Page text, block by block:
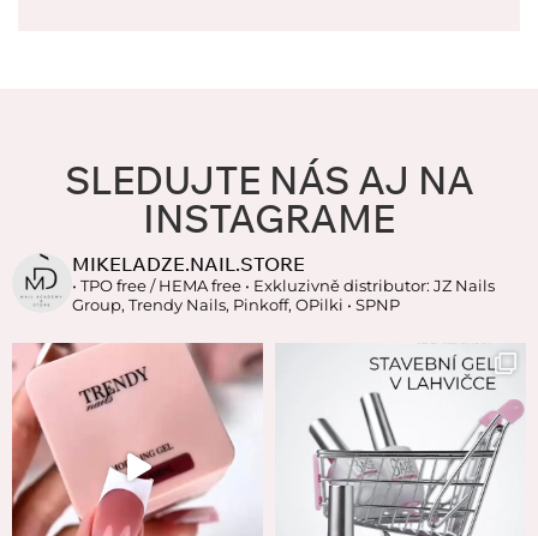
SLEDUJTE NÁS AJ NA
INSTAGRAME
MIKELADZE.NAIL.STORE
• TPO free / HEMA free • Exkluzivně distributor: JZ Nails
Group, Trendy Nails, Pinkoff, OPilki • SPNP